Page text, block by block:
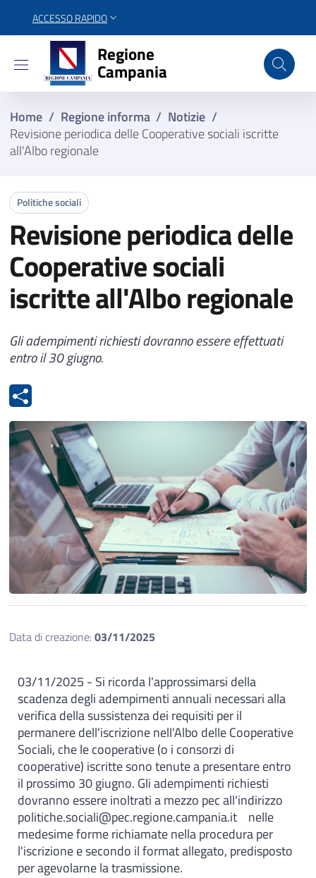
ACCESSO RAPIDO
Regione Campania
Regione
Campania
Home / Regione informa / Notizie /
Revisione periodica delle Cooperative sociali iscritte
all'Albo regionale
Politiche sociali
Revisione periodica delle
Cooperative sociali
iscritte all'Albo regionale
Gli adempimenti richiesti dovranno essere effettuati
entro il 30 giugno.
Data di creazione:03/11/2025
03/11/2025 - Si ricorda l'approssimarsi della
scadenza degli adempimenti annuali necessari alla
verifica della sussistenza dei requisiti per il
permanere dell'iscrizione nell'Albo delle Cooperative
Sociali, che le cooperative (o i consorzi di
cooperative) iscritte sono tenute a presentare entro
il prossimo 30 giugno. Gli adempimenti richiesti
dovranno essere inoltrati a mezzo pec all'indirizzo
politiche.sociali@pec.regione.campania.it nelle
medesime forme richiamate nella procedura per
l'iscrizione e secondo il format allegato, predisposto
per agevolarne la trasmissione.